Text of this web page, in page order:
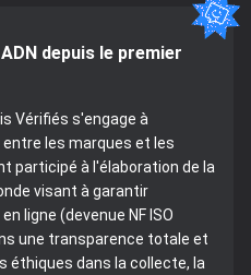
depuis le premier
Vérifiés s'engage à
les marques et les
participé à l'élaboration de la
visant à garantir
ligne (devenue NF ISO
une transparence totale et
éthiques dans la collecte, la